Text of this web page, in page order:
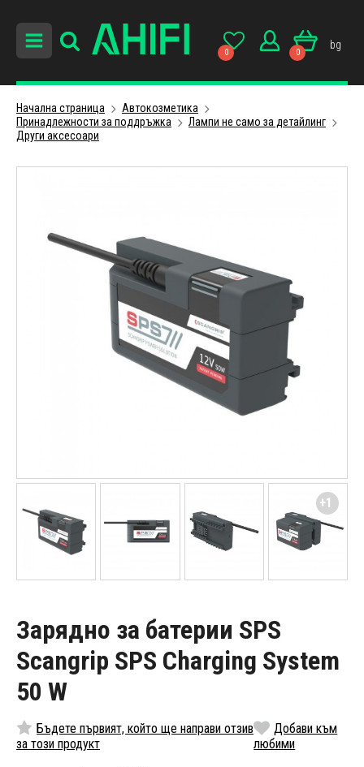
0 0
bg
Начална страница
Автокозметика
Принадлежности за поддръжка
Лампи не само за детайлинг
Други аксесоари
Зарядно за батерии SPS
Scangrip SPS Charging System
50 W
Бъдете първият, който ще направи отзив
за този продукт
Добави към
любими
+1